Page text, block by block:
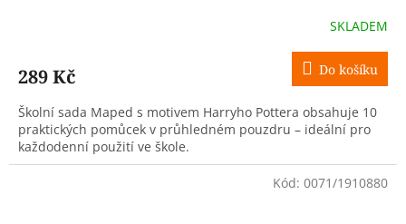
SKLADEM
289 Kč Do košíku
Školní sada Maped s motivem Harryho Pottera obsahuje 10
praktických pomůcek v průhledném pouzdru – ideální pro
každodenní použití ve škole.
Kód: 0071/1910880